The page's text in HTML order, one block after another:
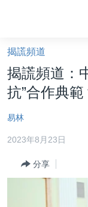
礙
鏈
接
跳
轉
內
美國大選2024
海外港人
揭謊頻道
揭謊頻道：
抗”合作典範
易林
2023年8月23日
分享